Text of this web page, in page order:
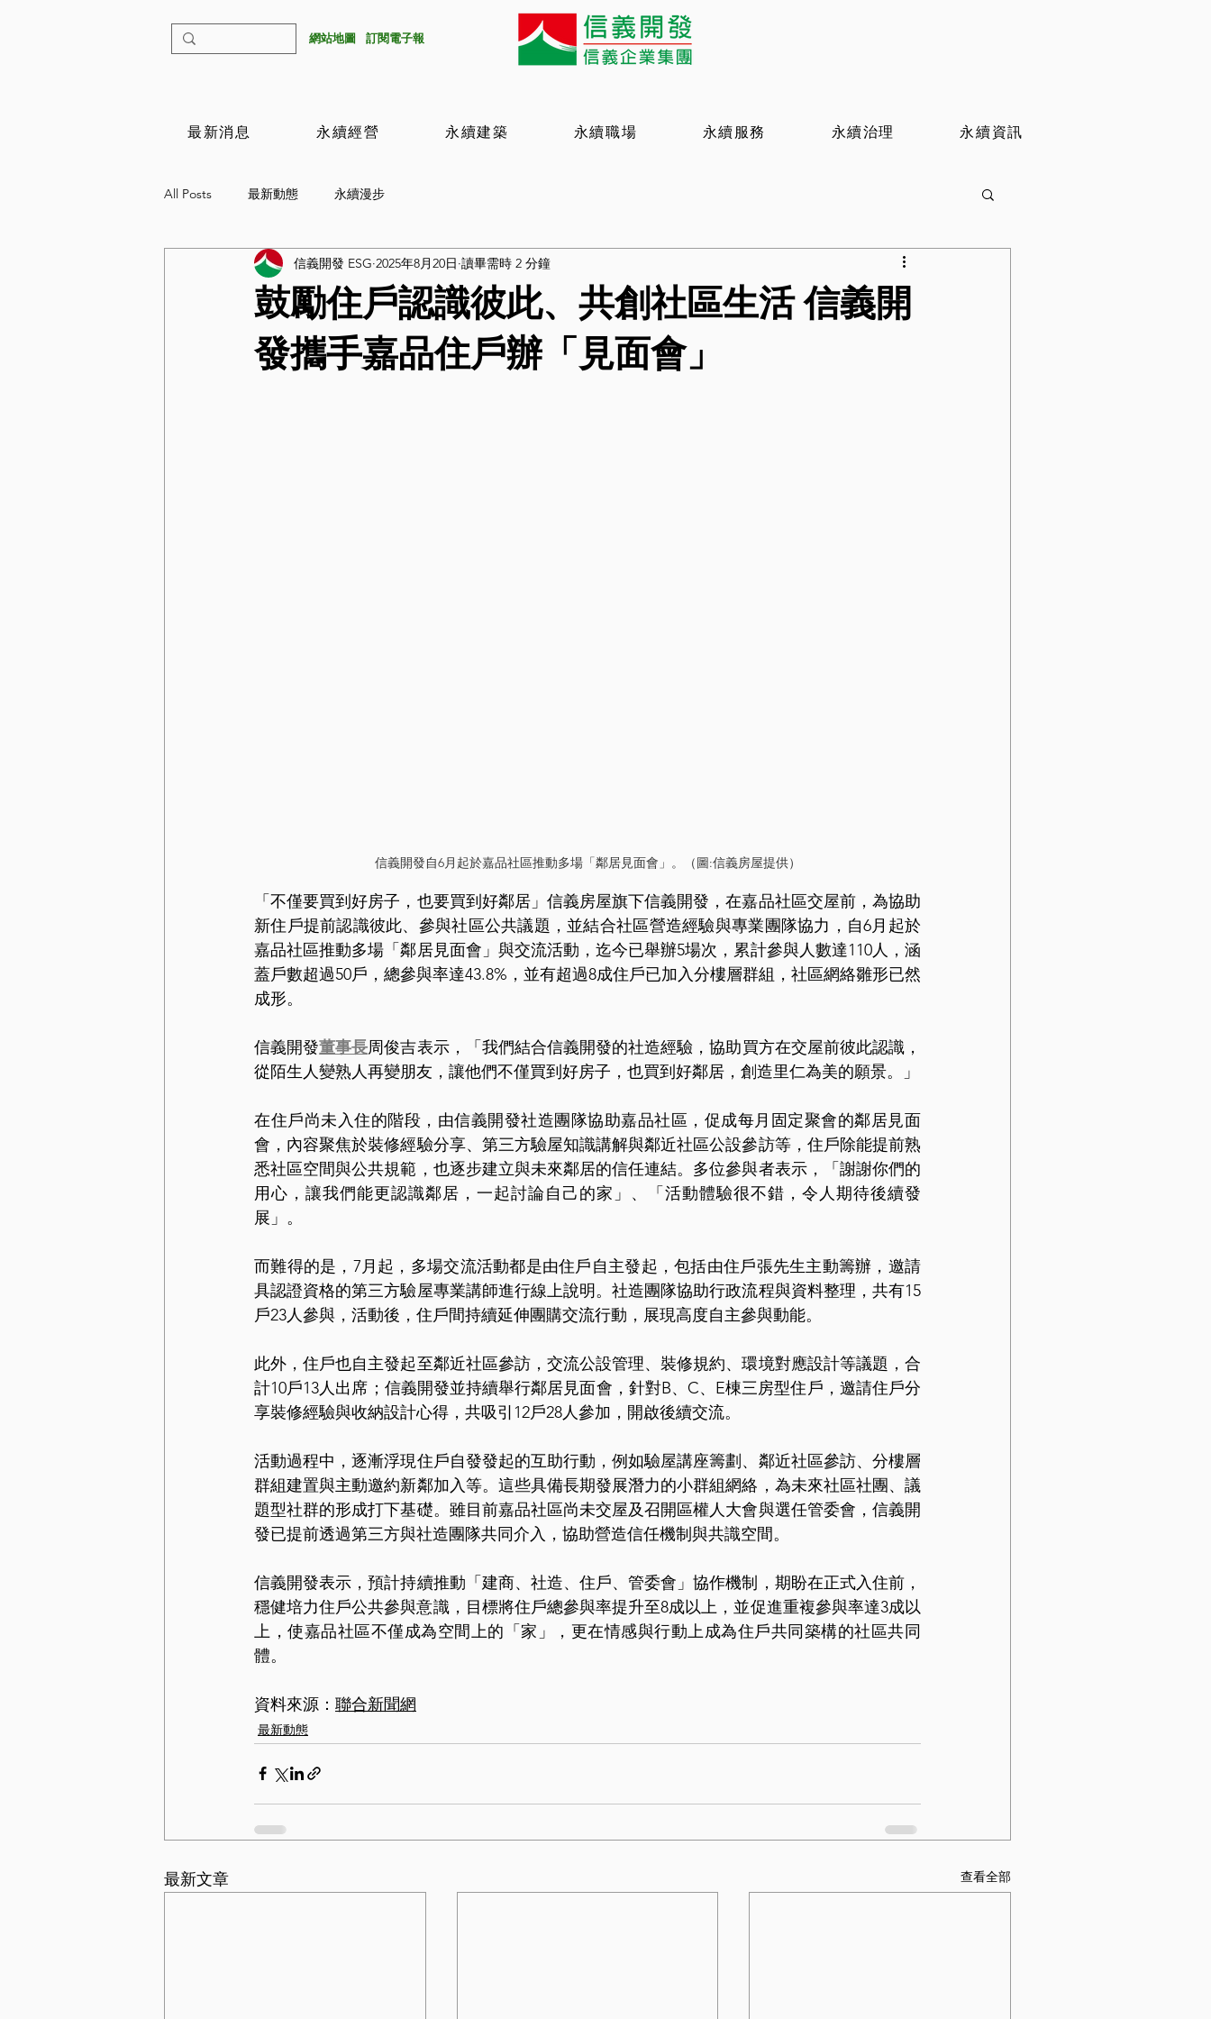
​網站地圖 ​訂閱電子報
最新消息 永續經營 永續建築 永續職場 永續服務 永續治理 永續資訊
All Posts 最新動態 永續漫步
鼓勵住戶認識彼此、共創社區生活 信義開
發攜手嘉品住戶辦「見面會」
信義開發 ESG 2025年8月20日 讀畢需時 2 分鐘
信義開發自6月起於嘉品社區推動多場「鄰居見面會」。（圖:信義房屋提供）
「不僅要買到好房子，也要買到好鄰居」信義房屋旗下信義開發，在嘉品社區交屋前，為協助
新住戶提前認識彼此、參與社區公共議題，並結合社區營造經驗與專業團隊協力，自6月起於
嘉品社區推動多場「鄰居見面會」與交流活動，迄今已舉辦5場次，累計參與人數達110人，涵
蓋戶數超過50戶，總參與率達43.8%，並有超過8成住戶已加入分樓層群組，社區網絡雛形已然
成形。
信義開發董事長周俊吉表示，「我們結合信義開發的社造經驗，協助買方在交屋前彼此認識，
從陌生人變熟人再變朋友，讓他們不僅買到好房子，也買到好鄰居，創造里仁為美的願景。」
在住戶尚未入住的階段，由信義開發社造團隊協助嘉品社區，促成每月固定聚會的鄰居見面
會，內容聚焦於裝修經驗分享、第三方驗屋知識講解與鄰近社區公設參訪等，住戶除能提前熟
悉社區空間與公共規範，也逐步建立與未來鄰居的信任連結。多位參與者表示，「謝謝你們的
用心，讓我們能更認識鄰居，一起討論自己的家」、「活動體驗很不錯，令人期待後續發
展」。
而難得的是，7月起，多場交流活動都是由住戶自主發起，包括由住戶張先生主動籌辦，邀請
具認證資格的第三方驗屋專業講師進行線上說明。社造團隊協助行政流程與資料整理，共有15
戶23人參與，活動後，住戶間持續延伸團購交流行動，展現高度自主參與動能。
此外，住戶也自主發起至鄰近社區參訪，交流公設管理、裝修規約、環境對應設計等議題，合
計10戶13人出席；信義開發並持續舉行鄰居見面會，針對B、C、E棟三房型住戶，邀請住戶分
享裝修經驗與收納設計心得，共吸引12戶28人參加，開啟後續交流。
活動過程中，逐漸浮現住戶自發發起的互助行動，例如驗屋講座籌劃、鄰近社區參訪、分樓層
群組建置與主動邀約新鄰加入等。這些具備長期發展潛力的小群組網絡，為未來社區社團、議
題型社群的形成打下基礎。雖目前嘉品社區尚未交屋及召開區權人大會與選任管委會，信義開
發已提前透過第三方與社造團隊共同介入，協助營造信任機制與共識空間。
信義開發表示，預計持續推動「建商、社造、住戶、管委會」協作機制，期盼在正式入住前，
穩健培力住戶公共參與意識，目標將住戶總參與率提升至8成以上，並促進重複參與率達3成以
上，使嘉品社區不僅成為空間上的「家」，更在情感與行動上成為住戶共同築構的社區共同
體。
資料來源： 聯合新聞網
最新動態
最新文章 查看全部